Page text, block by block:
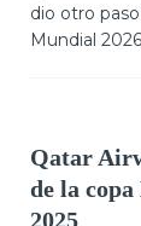
dio otro
Mundial 2026
Qatar
de la
2025